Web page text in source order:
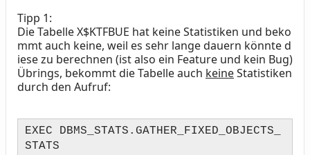
Tipp 1:
Die Tabelle X$KTFBUE hat keine Statistiken und beko
mmt auch keine, weil es sehr lange dauern könnte d
iese zu berechnen (ist also ein Feature und kein Bug)
Übrings, bekommt die Tabelle auch keineStatistiken
durch den Aufruf:
EXEC DBMS_STATS.GATHER_FIXED_OBJECTS_
STATS